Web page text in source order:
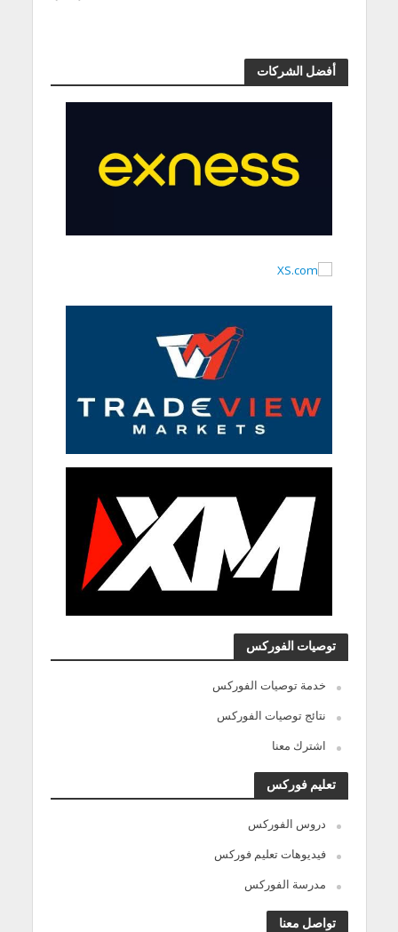
أفضل الشركات
توصيات الفوركس
خدمة توصيات الفوركس
نتائج توصيات الفوركس
اشترك معنا
تعليم فوركس
دروس الفوركس
فيديوهات تعليم فوركس
مدرسة الفوركس
تواصل معنا